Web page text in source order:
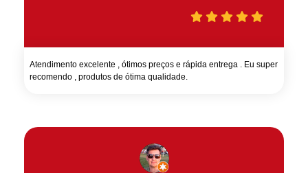
Atendimento excelente , ótimos preços e rápida entrega . Eu super
recomendo , produtos de ótima qualidade.